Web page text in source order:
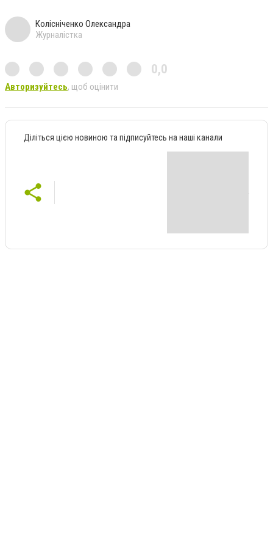
Колісніченко Олександра
Журналістка
0,0
Авторизуйтесь, щоб оцінити
Діліться цією новиною та підписуйтесь на наші канали